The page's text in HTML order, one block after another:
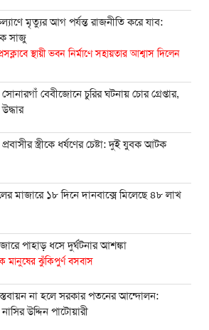
মৃত্যুর আগ পর্যন্ত রাজনীতি করে যাব:
সাজু
স্থায়ী ভবন নির্মাণে সহায়তার আশ্বাস দিলেন
বেবীজোনে চুরির ঘটনায় চোর গ্রেপ্তার,
স্ত্রীকে ধর্ষণের চেষ্টা: দুই যুবক আটক
মাজারে ১৮ দিনে দানবাক্সে মিলেছে ৪৮ লাখ
পাহাড় ধসে দুর্ঘটনার আশঙ্কা
মানুষের ঝুঁকিপুর্ণ বসবাস
না হলে সরকার পতনের আন্দোলন:
উদ্দিন পাটোয়ারী